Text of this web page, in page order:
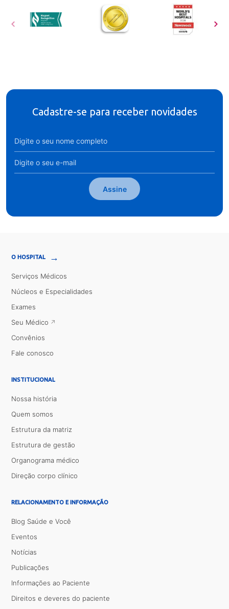
Cadastre-se para receber novidades
Assine
O HOSPITAL →
Serviços Médicos
Núcleos e Especialidades
Exames
Seu Médico
Convênios
Fale conosco
INSTITUCIONAL
Nossa história
Quem somos
Estrutura da matriz
Estrutura de gestão
Organograma médico
Direção corpo clínico
RELACIONAMENTO E INFORMAÇÃO
Blog Saúde e Você
Eventos
Notícias
Publicações
Informações ao Paciente
Direitos e deveres do paciente